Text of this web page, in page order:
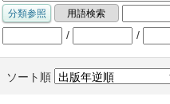
/ /
ソート順